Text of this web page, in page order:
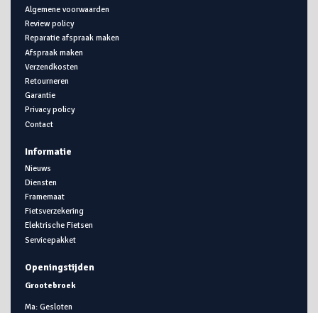
Algemene voorwaarden
Review policy
Reparatie afspraak maken
Afspraak maken
Verzendkosten
Retourneren
Garantie
Privacy policy
Contact
Informatie
Nieuws
Diensten
Framemaat
Fietsverzekering
Elektrische Fietsen
Servicepakket
Openingstijden
Grootebroek
Ma: Gesloten